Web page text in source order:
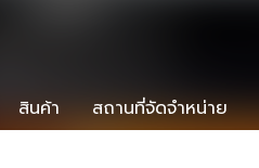
สินค้า สถานที่จัดจำหน่าย